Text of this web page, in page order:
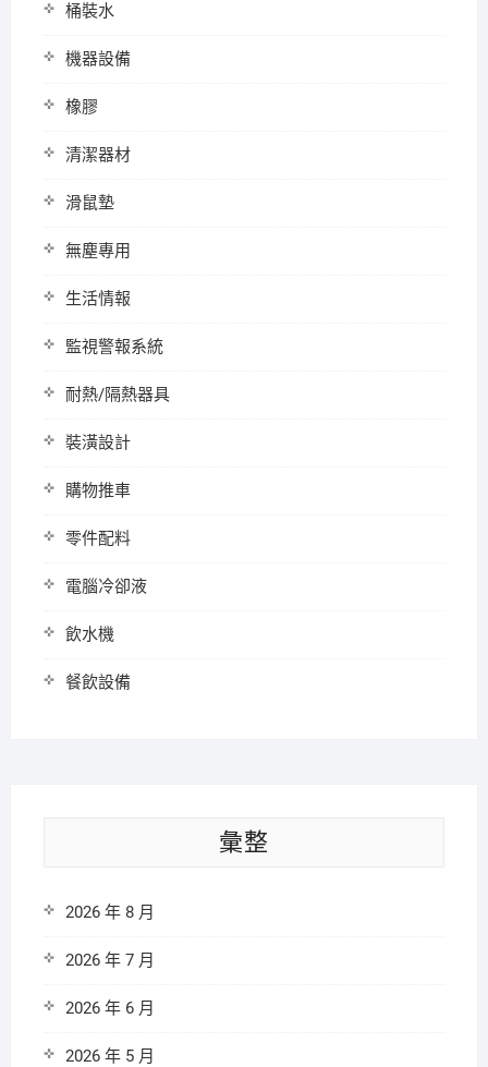
桶裝水
機器設備
橡膠
清潔器材
滑鼠墊
無塵專用
生活情報
監視警報系統
耐熱/隔熱器具
裝潢設計
購物推車
零件配料
電腦冷卻液
飲水機
餐飲設備
彙整
2026 年 8 月
2026 年 7 月
2026 年 6 月
2026 年 5 月